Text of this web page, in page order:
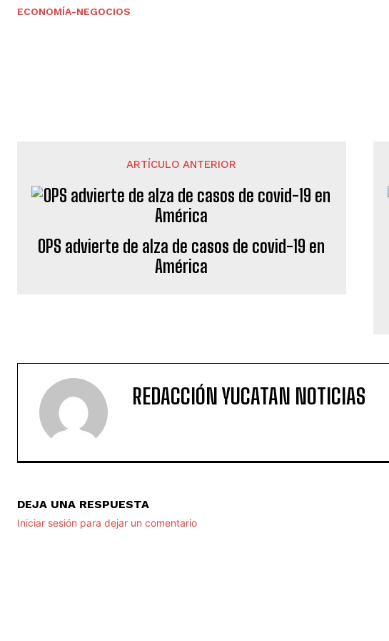
ECONOMÍA-NEGOCIOS
ARTÍCULO ANTERIOR
OPS advierte de alza de casos de covid-19 en
América
REDACCIÓN YUCATAN NOTICIAS
DEJA UNA RESPUESTA
Iniciar sesión para dejar un comentario